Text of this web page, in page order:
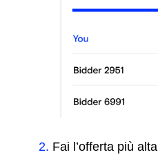
2. Fai l’offerta più alta